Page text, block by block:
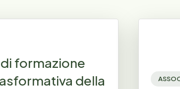
formazione
della